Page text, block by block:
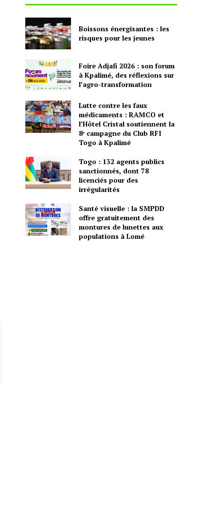
Boissons énergisantes : les
risques pour les jeunes
Foire Adjafi 2026 : son forum
à Kpalimé, des réflexions sur
l’agro-transformation
Lutte contre les faux
médicaments : RAMCO et
l’Hôtel Cristal soutiennent la
8ᵉ campagne du Club RFI
Togo à Kpalimé
Togo : 132 agents publics
sanctionnés, dont 78
licenciés pour des
irrégularités
Santé visuelle : la SMPDD
offre gratuitement des
montures de lunettes aux
populations à Lomé